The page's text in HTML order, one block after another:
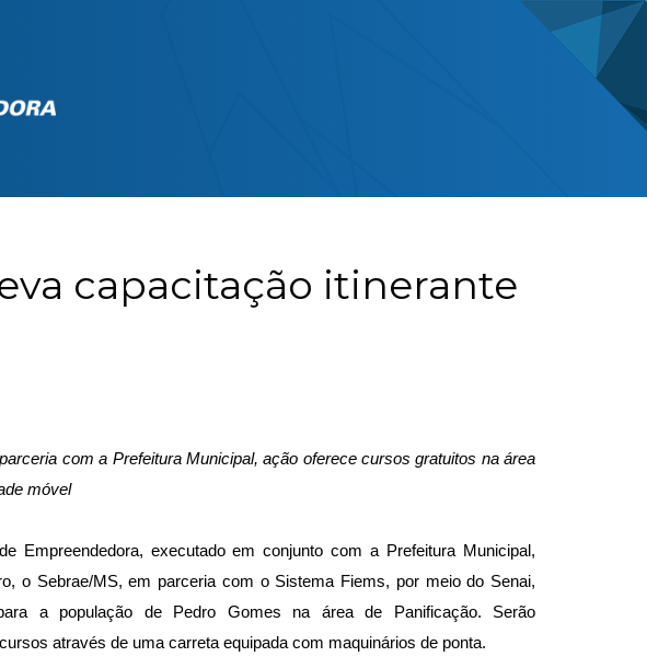
capacitação itinerante
com a Prefeitura Municipal, ação oferece cursos gratuitos na área
móvel
Empreendedora, executado em conjunto com a Prefeitura Municipal,
o Sebrae/MS, em parceria com o Sistema Fiems, por meio do Senai,
a população de Pedro Gomes na área de Panificação. Serão
através de uma carreta equipada com maquinários de ponta.